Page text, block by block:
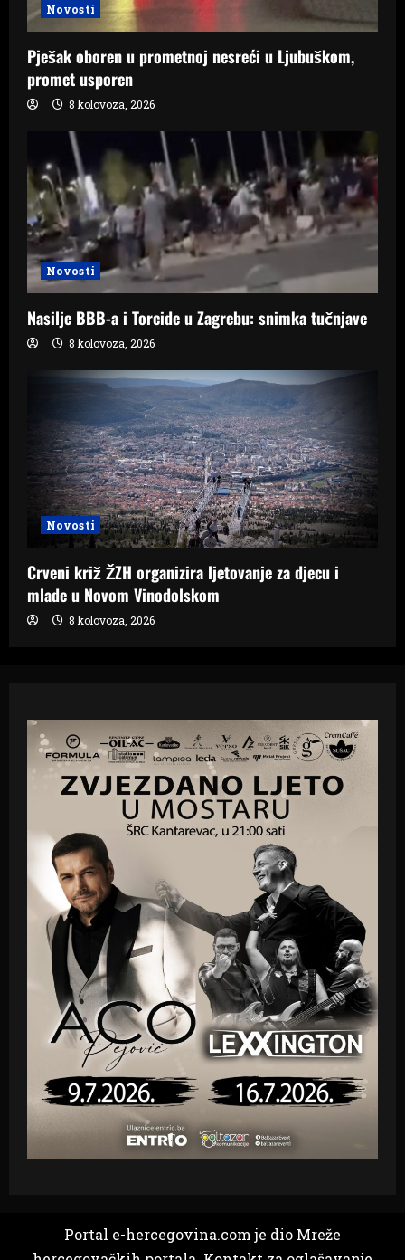
Novosti
Pješak oboren u prometnoj nesreći u Ljubuškom,
promet usporen
8 kolovoza, 2026
Novosti
Nasilje BBB-a i Torcide u Zagrebu: snimka tučnjave
8 kolovoza, 2026
Novosti
Crveni križ ŽZH organizira ljetovanje za djecu i
mlade u Novom Vinodolskom
8 kolovoza, 2026
Portal e-hercegovina.com je dio Mreže